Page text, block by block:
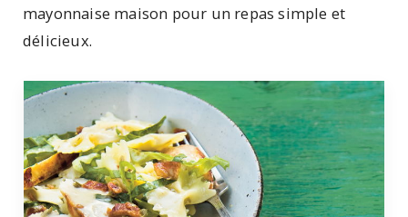
mayonnaise maison pour un repas simple et
délicieux.